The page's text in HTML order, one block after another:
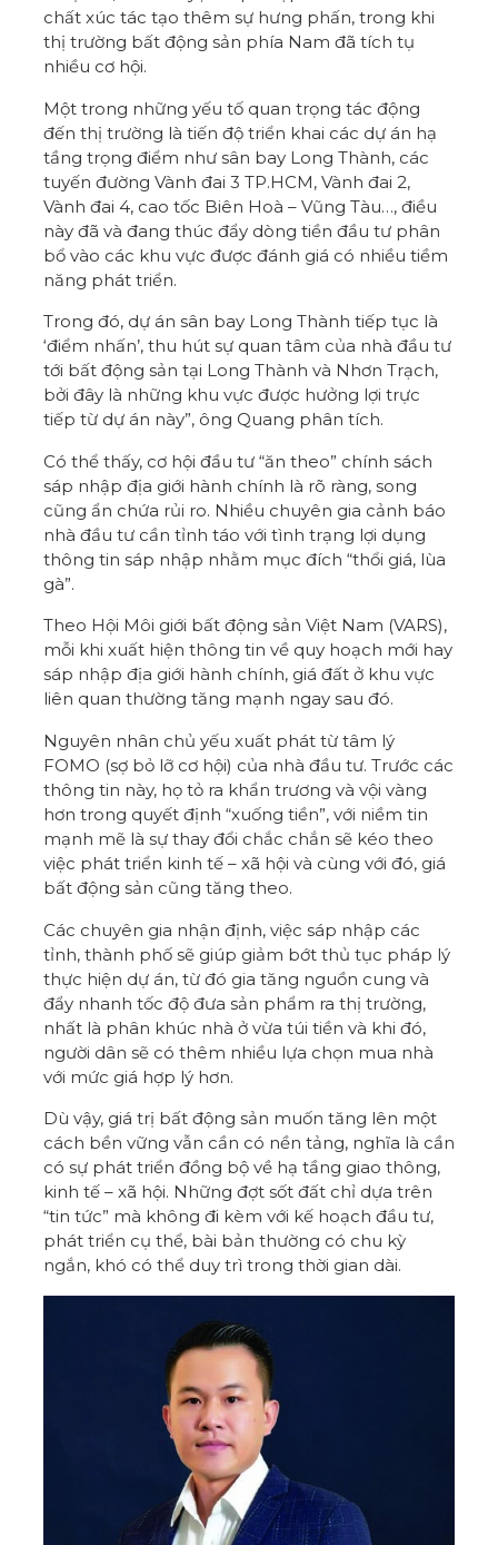
chất xúc tác tạo thêm sự hưng phấn, trong khi
thị trường bất động sản phía Nam đã tích tụ
nhiều cơ hội.
Một trong những yếu tố quan trọng tác động
đến thị trường là tiến độ triển khai các dự án hạ
tầng trọng điểm như sân bay Long Thành, các
tuyến đường Vành đai 3 TP.HCM, Vành đai 2,
Vành đai 4, cao tốc Biên Hoà – Vũng Tàu…, điều
này đã và đang thúc đẩy dòng tiền đầu tư phân
bổ vào các khu vực được đánh giá có nhiều tiềm
năng phát triển.
Trong đó, dự án sân bay Long Thành tiếp tục là
‘điểm nhấn’, thu hút sự quan tâm của nhà đầu tư
tới bất động sản tại Long Thành và Nhơn Trạch,
bởi đây là những khu vực được hưởng lợi trực
tiếp từ dự án này”, ông Quang phân tích.
Có thể thấy, cơ hội đầu tư “ăn theo” chính sách
sáp nhập địa giới hành chính là rõ ràng, song
cũng ẩn chứa rủi ro. Nhiều chuyên gia cảnh báo
nhà đầu tư cần tỉnh táo với tình trạng lợi dụng
thông tin sáp nhập nhằm mục đích “thổi giá, lùa
gà”.
Theo Hội Môi giới bất động sản Việt Nam (VARS),
mỗi khi xuất hiện thông tin về quy hoạch mới hay
sáp nhập địa giới hành chính, giá đất ở khu vực
liên quan thường tăng mạnh ngay sau đó.
Nguyên nhân chủ yếu xuất phát từ tâm lý
FOMO (sợ bỏ lỡ cơ hội) của nhà đầu tư. Trước các
thông tin này, họ tỏ ra khẩn trương và vội vàng
hơn trong quyết định “xuống tiền”, với niềm tin
mạnh mẽ là sự thay đổi chắc chắn sẽ kéo theo
việc phát triển kinh tế – xã hội và cùng với đó, giá
bất động sản cũng tăng theo.
Các chuyên gia nhận định, việc sáp nhập các
tỉnh, thành phố sẽ giúp giảm bớt thủ tục pháp lý
thực hiện dự án, từ đó gia tăng nguồn cung và
đẩy nhanh tốc độ đưa sản phẩm ra thị trường,
nhất là phân khúc nhà ở vừa túi tiền và khi đó,
người dân sẽ có thêm nhiều lựa chọn mua nhà
với mức giá hợp lý hơn.
Dù vậy, giá trị bất động sản muốn tăng lên một
cách bền vững vẫn cần có nền tảng, nghĩa là cần
có sự phát triển đồng bộ về hạ tầng giao thông,
kinh tế – xã hội. Những đợt sốt đất chỉ dựa trên
“tin tức” mà không đi kèm với kế hoạch đầu tư,
phát triển cụ thể, bài bản thường có chu kỳ
ngắn, khó có thể duy trì trong thời gian dài.